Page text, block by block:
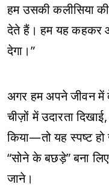
हम उसकी कलीसिया
देते हैं। हम यह कहकर
देगा।”
अगर हम अपने जीवन में
चीज़ों में उदारता
किया—तो यह स्पष्ट
“सोने के बछड़े” बना
जाने।